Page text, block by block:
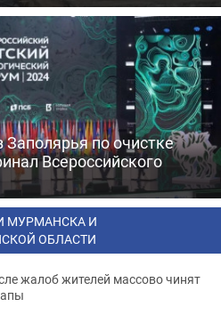
по очистке
Всероссийского
МУРМАНСКА И
ОБЛАСТИ
жалоб жителей массово чинят